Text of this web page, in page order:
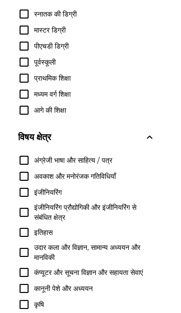
स्नातक की डिग्री
मास्टर डिग्री
पीएचडी डिग्री
पूर्वस्कूली
प्राथमिक शिक्षा
मध्यम वर्ग शिक्षा
आगे की शिक्षा
विषय क्षेत्र
अंग्रेजी भाषा और साहित्य / पत्र
अवकाश और मनोरंजक गतिविधियाँ
इंजीनियरिंग
इंजीनियरिंग प्रौद्योगिकी और इंजीनियरिंग से
संबंधित क्षेत्र
इतिहास
उदार कला और विज्ञान, सामान्य अध्ययन और
मानविकी
कंप्यूटर और सूचना विज्ञान और सहायता सेवाएं
कानूनी पेशे और अध्ययन
कृषि